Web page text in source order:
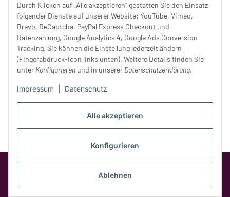
Alle akzeptieren
Konfigurieren
Ablehnen
Durch Klicken auf „Alle akzeptieren“ gestatten Sie den Einsatz
folgender Dienste auf unserer Website: YouTube, Vimeo,
Brevo, ReCaptcha, PayPal Express Checkout und
Ratenzahlung, Google Analytics 4, Google Ads Conversion
Tracking. Sie können die Einstellung jederzeit ändern
(Fingerabdruck-Icon links unten). Weitere Details finden Sie
unter Konfigurieren und in unserer Datenschutzerklärung.
Impressum Datenschutz
Samstag:
10 - 14 Uhr
Unser Service
Rechtliches
Google Analytics deaktivierenStatus: